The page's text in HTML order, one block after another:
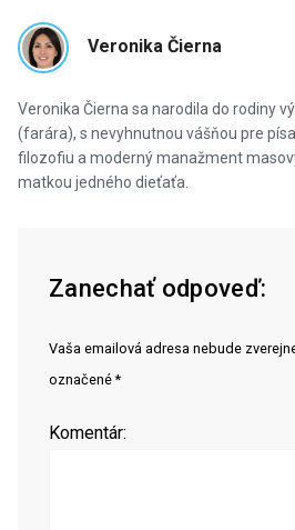
Veronika Čierna
Veronika Čierna sa narodila do rodiny
(farára), s nevyhnutnou vášňou pre
filozofiu a moderný manažment
matkou jedného dieťaťa.
Zanechať odpoveď:
Vaša emailová adresa nebude
označené *
Komentár: